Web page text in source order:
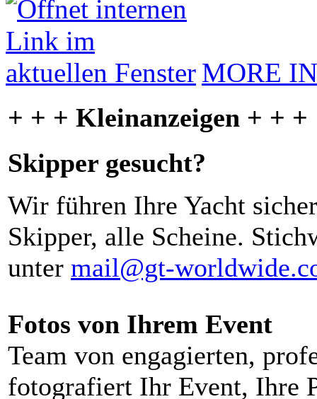
MORE
+ + + Kleinanzeigen + + +
Skipper gesucht?
Wir führen Ihre Yacht
Skipper, alle Scheine.
unter mail@gt-
Fotos von Ihrem Event
Team von engagierten,
fotografiert Ihr Event, Ihre